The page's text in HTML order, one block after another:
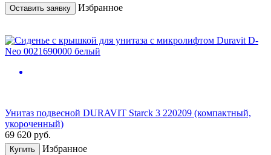
Оставить заявку Избранное
Унитаз подвесной DURAVIT Starck 3 220209 (компактный,
укороченный)
69 620 руб.
Купить Избранное